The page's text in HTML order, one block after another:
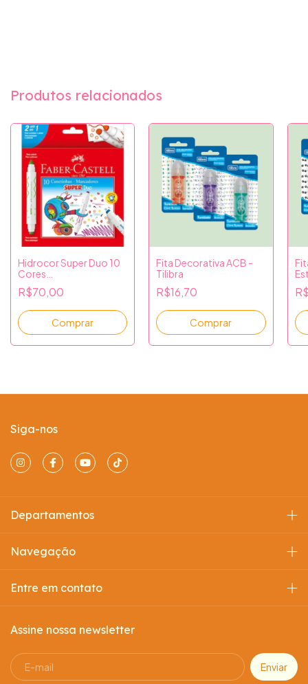
Produtos relacionados
Hidrocor Super Duo 10
Cores
(Canetinha+Carimbo)
Faber-Castell
R$70,00
Fita Decorativa ACB -
Tilibra
R$16,70
Comprar
Siga-nos
Departamentos
Navegação
Entre em contato
Assine nossa newsletter